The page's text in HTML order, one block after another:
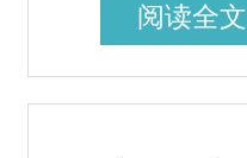
阅读全文